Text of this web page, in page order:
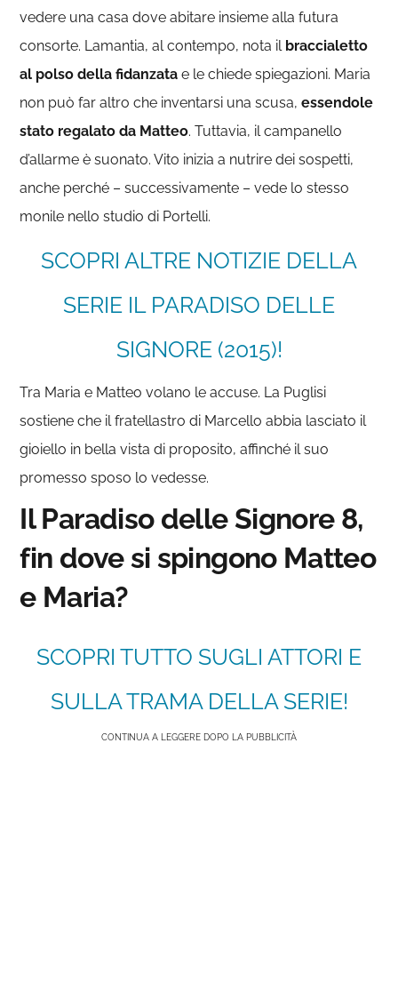
vedere una casa dove abitare insieme alla futura
consorte. Lamantia, al contempo, nota il braccialetto
al polso della fidanzata e le chiede spiegazioni. Maria
non può far altro che inventarsi una scusa,essendole
stato regalato da Matteo. Tuttavia, il campanello
d’allarme è suonato. Vito inizia a nutrire dei sospetti,
anche perché – successivamente – vede lo stesso
monile nello studio di Portelli.
SCOPRI ALTRE NOTIZIE DELLA
SERIE IL PARADISO DELLE
SIGNORE (2015)!
Tra Maria e Matteo volano le accuse. La Puglisi
sostiene che il fratellastro di Marcello abbia lasciato il
gioiello in bella vista di proposito, affinché il suo
promesso sposo lo vedesse.
Il Paradiso delle Signore 8,
fin dove si spingono Matteo
e Maria?
SCOPRI TUTTO SUGLI ATTORI E
SULLA TRAMA DELLA SERIE!
CONTINUA A LEGGERE DOPO LA PUBBLICITÀ